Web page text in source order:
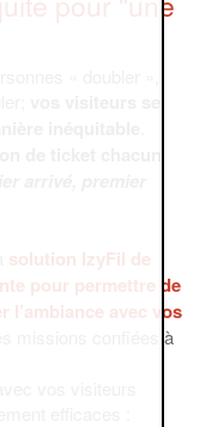
« doubler »,
inéquitable
solution IzyFil de
pour permettre de
avec vos
missions confiées à
vos visiteurs
efficaces :